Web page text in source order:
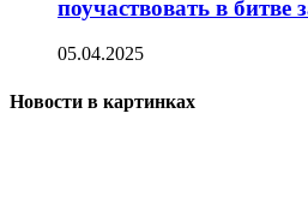
поучаствовать в битве
05.04.2025
Новости в картинках